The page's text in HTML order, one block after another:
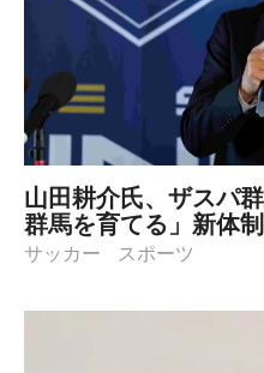
山田耕介氏、ザスパ
群馬を育てる」新体
サッカー スポーツ